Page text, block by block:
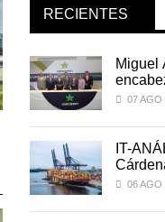
IT-ANÁLISIS: Volaris
ruta entre Washin ...
06 AGO 2026
RECIENTES
Miguel
07 AGO
IT-
06 AGO